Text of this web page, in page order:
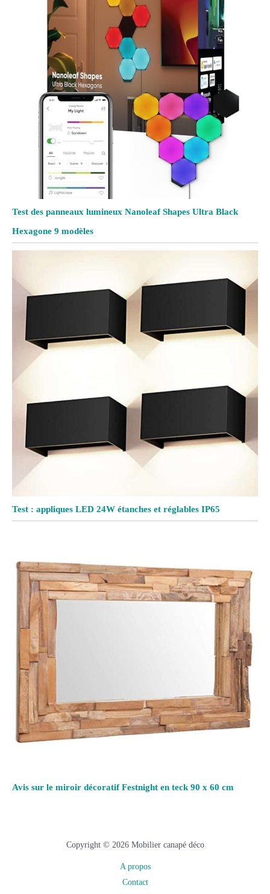
Test des panneaux lumineux Nanoleaf Shapes Ultra Black
Hexagone 9 modèles
Test : appliques LED 24W étanches et réglables IP65
Avis sur le miroir décoratif Festnight en teck 90 x 60 cm
Copyright © 2026 Mobilier canapé déco
A propos
Contact